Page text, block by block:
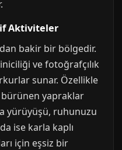
Aktiviteler
bakir bir bölgedir.
ve fotoğrafçılık
sunar. Özellikle
bürünen yapraklar
yürüyüşü, ruhunuzu
ise karla kaplı
için eşsiz bir